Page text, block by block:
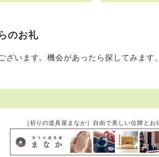
のお礼
ざいます。機会があったら探してみます。
［祈りの道具屋まなか］自由で美しい位牌とお